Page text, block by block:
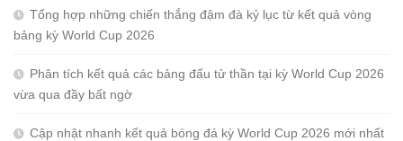
Tổng hợp những chiến thắng đậm đà kỷ lục từ kết quả vòng
bảng kỳ World Cup 2026
Phân tích kết quả các bảng đấu tử thần tại kỳ World Cup 2026
vừa qua đầy bất ngờ
Cập nhật nhanh kết quả bóng đá kỳ World Cup 2026 mới nhất